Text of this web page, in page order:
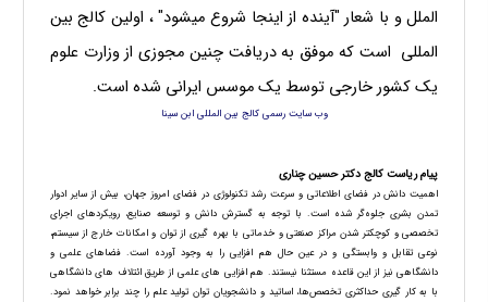
الملل و با شعار "آینده از اینجا شروع میشود" ، اولین کالج بین
المللی است که موفق به دریافت چنین مجوزی از وزارت علوم
یک کشور خارجی توسط یک موسس ایرانی شده است.
وب سایت رسمی کالج بین المللی ابن سینا
پیام ریاست کالج دکتر حسین چناری
اهمیت دانش در فضای اطلاعاتی و سرعت رشد تکنولوژی در فضای امروز جهان، بیش از سایر ادوار
تمدن بشری جلوه‌گر شده است. با توجه به گسترش دانش و توسعه صنایع، رویکردهای اجرای
تخصصی و کوچکتر شدن مراکز صنعتی و خدماتی با بهره گیری از توان و امکانات خارج از سیستم،
نوعی تقابل و وابستگی و در عین حال هم افزایی را به وجود آورده است. فضاهای علمی و
دانشگاهی نیز از این قاعده مستثنا نیستند. هم افزایی های علمی از طریق ائتلاف های دانشگاهی
با به کار گیری حداکثری تخصص‌ها، اساتید و دانشجویان توان تولید علم را چند برابر خواهد نمود.